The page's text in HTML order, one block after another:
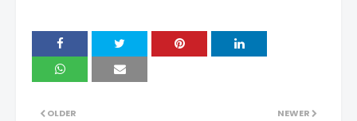
NEWER
OLDER